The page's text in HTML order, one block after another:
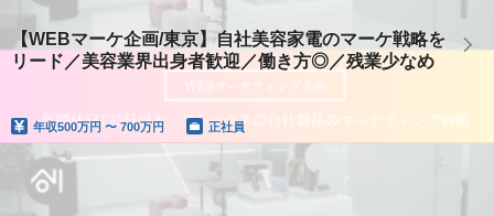
【WEBマーケ企画/東京】自社美容家電のマーケ戦略を
リード／美容業界出身者歓迎／働き方◎／残業少なめ
年収500万円 〜 700万円 正社員